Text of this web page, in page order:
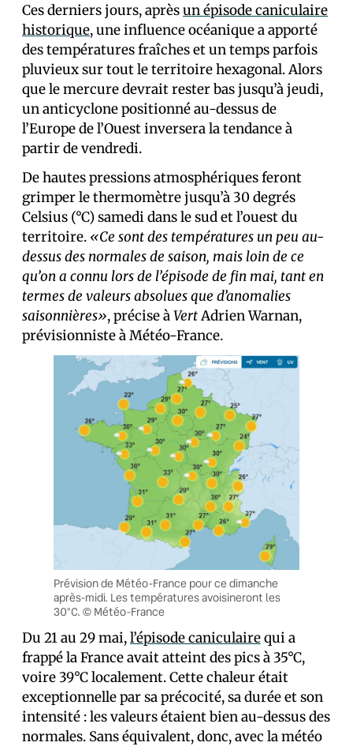
Ces derniers jours, aprèsun épisode caniculaire
historique, une influence océanique a apporté
des températures fraîches et un temps parfois
pluvieux sur tout le territoire hexagonal. Alors
que le mercure devrait rester bas jusqu’à jeudi,
un anticyclone positionné au-dessus de
l’Europe de l’Ouest inversera la tendance à
partir de vendredi.
De hautes pressions atmosphériques feront
grimper le thermomètre jusqu’à 30 degrés
Celsius (°C) samedi dans le sud et l’ouest du
territoire. «Ce sont des températures un peu au-
dessus des normales de saison, mais loin de ce
qu’on a connu lors de l’épisode de fin mai, tant en
termes de valeurs absolues que d’anomalies
saisonnières», précise àVertAdrien Warnan,
prévisionniste à Météo-France.
Prévision de Météo-France pour ce dimanche
après-midi. Les températures avoisineront les
30°C. © Météo-France
Du 21 au 29 mai,l’épisode caniculairequi a
frappé la France avait atteint des pics à 35°C,
voire 39°C localement. Cette chaleur était
exceptionnelle par sa précocité, sa durée et son
intensité : les valeurs étaient bien au-dessus des
normales. Sans équivalent, donc, avec la météo